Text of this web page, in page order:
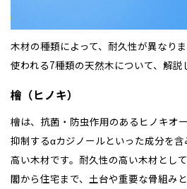
木材の種類によって、耐久性が異なり
使われる7種類の天然木について、解説
檜（ヒノキ）
檜は、抗菌・防虫作用のあるヒノキオ
抑制するαカジノールといった成分を
高い木材です。耐久性の高い木材とし
閣から住宅まで、土台や重要な骨組み